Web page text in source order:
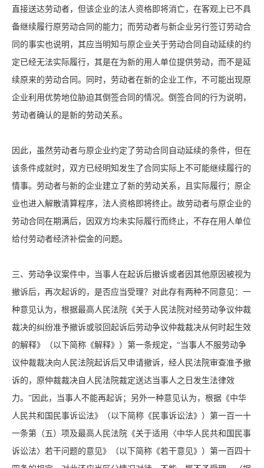
直接送达劳动者，但该企业的法人资格即将消亡，在客观上已不具
备继续履行原劳动合同的能力；而劳动者与新企业另行签订劳动合
同的事实也说明，其应当明知与原企业关于劳动合同自动延续的约
定已经无法实际履行，其是在为新的用人单位提供劳动，而不是延
续原来的劳动合同。同时，劳动者在新的企业工作，不可能出现原
企业利用优势地位胁迫其倒签合同的情况。倒签合同的行为说明，
劳动者确认的是新的劳动关系。
因此，虽然劳动者与原企业约定了劳动合同自动延续的条件，但在
该条件成就时，双方已经明知发生了合同实际上不可能继续履行的
情事。劳动者与新的企业建立了新的劳动关系，且实际履行；原企
业也进入解散清算程序，法人资格即将终止。故劳动者与原企业的
劳动合同在期满后，因双方均未实际履行而终止，不存在用人单位
给付劳动者经济补偿金的问题。
三、劳动争议案件中，当事人在起诉后撤诉或者因其他原因被视为
撤诉后，再次起诉的，是否应当受理？对此存有两种不同意见：一
种意见认为，根据最高人民法院《关于人民法院对经劳动争议仲裁
裁决的纠纷准予撤诉或驳回起诉后劳动争议仲裁裁决从何时起生效
的解释》（以下简称《解释》）第一条规定，“当事人不服劳动争
议仲裁裁决向人民法院起诉后又申请撤诉，经人民法院审查准予撤
诉的，原仲裁裁决自人民法院裁定送达当事人之日发生法律效
力。”因此，当事人不能再起诉；另外一种意见认为，根据《中华
人民共和国民事诉讼法》（以下简称《民事诉讼法》）第一百一十
一条第（五）项及最高人民法院《关于适用〈中华人民共和国民事
诉讼法〉若干问题的意见》（以下简称《若干意见》）第一百四十